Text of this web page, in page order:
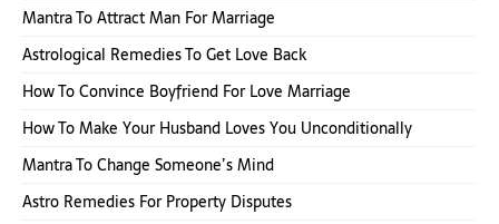
Mantra To Attract Man For Marriage
Astrological Remedies To Get Love Back
How To Convince Boyfriend For Love Marriage
How To Make Your Husband Loves You Unconditionally
Mantra To Change Someone’s Mind
Astro Remedies For Property Disputes